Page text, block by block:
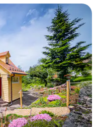
hóspedes